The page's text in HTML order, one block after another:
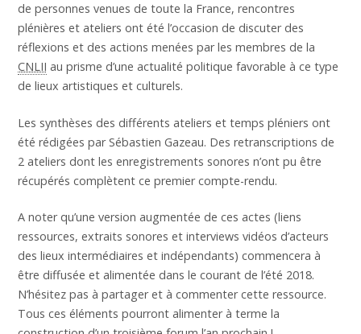
de personnes venues de toute la France, rencontres
plénières et ateliers ont été l’occasion de discuter des
réflexions et des actions menées par les membres de la
CNLII au prisme d’une actualité politique favorable à ce type
de lieux artistiques et culturels.
Les synthèses des différents ateliers et temps pléniers ont
été rédigées par Sébastien Gazeau. Des retranscriptions de
2 ateliers dont les enregistrements sonores n’ont pu être
récupérés complètent ce premier compte-rendu.
A noter qu’une version augmentée de ces actes (liens
ressources, extraits sonores et interviews vidéos d’acteurs
des lieux intermédiaires et indépendants) commencera à
être diffusée et alimentée dans le courant de l’été 2018.
N’hésitez pas à partager et à commenter cette ressource.
Tous ces éléments pourront alimenter à terme la